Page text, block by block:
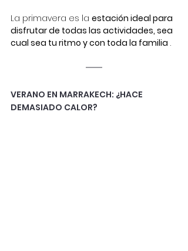
La primavera es la estación ideal para
disfrutar de todas las actividades, sea
cual sea tu ritmo y con toda la familia .
VERANO EN MARRAKECH: ¿HACE
DEMASIADO CALOR?